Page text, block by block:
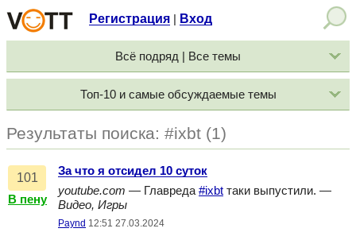
Регистрация Вход
Всё подряд | Все темы
Топ-10 и самые обсуждаемые темы
Результаты поиска: #ixbt (1)
101
В пену
За что я отсидел 10 суток
youtube.com — Главреда #ixbt таки выпустили. —
Видео, Игры
Paynd 12:51 27.03.2024